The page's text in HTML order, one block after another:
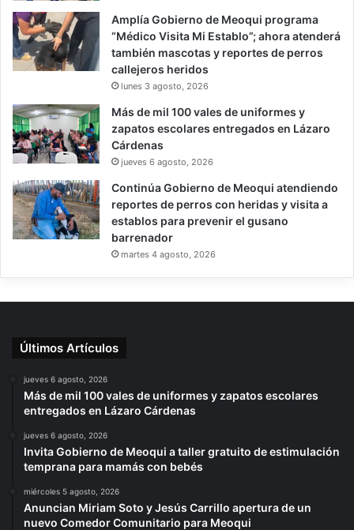
Amplía Gobierno de Meoqui programa
“Médico Visita Mi Establo”; ahora atenderá
también mascotas y reportes de perros
callejeros heridos
lunes 3 agosto, 2026
Más de mil 100 vales de uniformes y
zapatos escolares entregados en Lázaro
Cárdenas
jueves 6 agosto, 2026
Continúa Gobierno de Meoqui atendiendo
reportes de perros con heridas y visita a
establos para prevenir el gusano
barrenador
martes 4 agosto, 2026
Últimos Artículos
jueves 6 agosto, 2026
Más de mil 100 vales de uniformes y zapatos escolares
entregados en Lázaro Cárdenas
jueves 6 agosto, 2026
Invita Gobierno de Meoqui a taller gratuito de estimulación
temprana para mamás con bebés
miércoles 5 agosto, 2026
Anuncian Miriam Soto y Jesús Carrillo apertura de un
nuevo Comedor Comunitario para Meoqui